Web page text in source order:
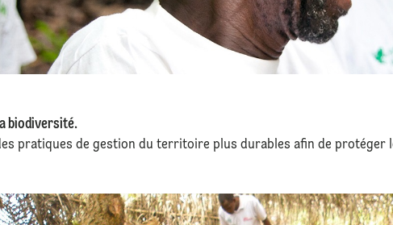
biodiversité.
pratiques de gestion du territoire plus durables afin de